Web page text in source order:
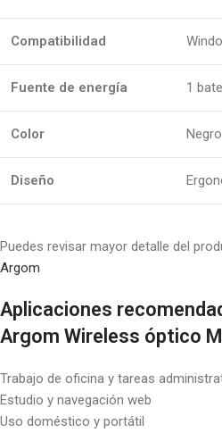
Compatibilidad
Fuente de energía 1
Color Negro
Diseño
Puedes revisar mayor detalle del
Argom
Aplicaciones
Argom Wireless óptico
Trabajo de oficina y tareas
Estudio y navegación web
Uso doméstico y portátil